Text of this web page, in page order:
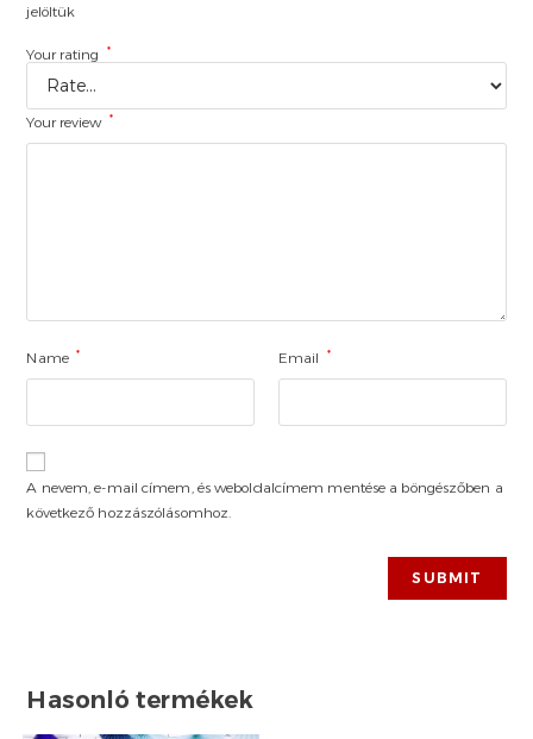
jelöltük
Your rating *
Your review *
Name * Email *
A nevem, e-mail címem, és weboldalcímem mentése a böngészőben a
következő hozzászólásomhoz.
Hasonló termékek